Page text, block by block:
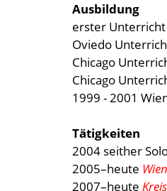
Ausbildung
erster Unterricht
Oviedo
Chicago
Chicago
1999 - 2001
Tätigkeiten
2004 seither
2005–heute
2007–heute